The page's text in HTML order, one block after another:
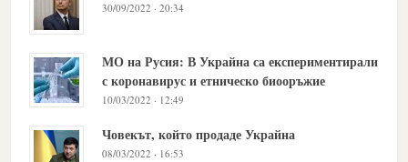
30/09/2022 · 20:34
МО на Русия: В Украйна са експериментирали
с коронавирус и етническо биооръжие
10/03/2022 · 12:49
Човекът, който продаде Украйна
08/03/2022 · 16:53